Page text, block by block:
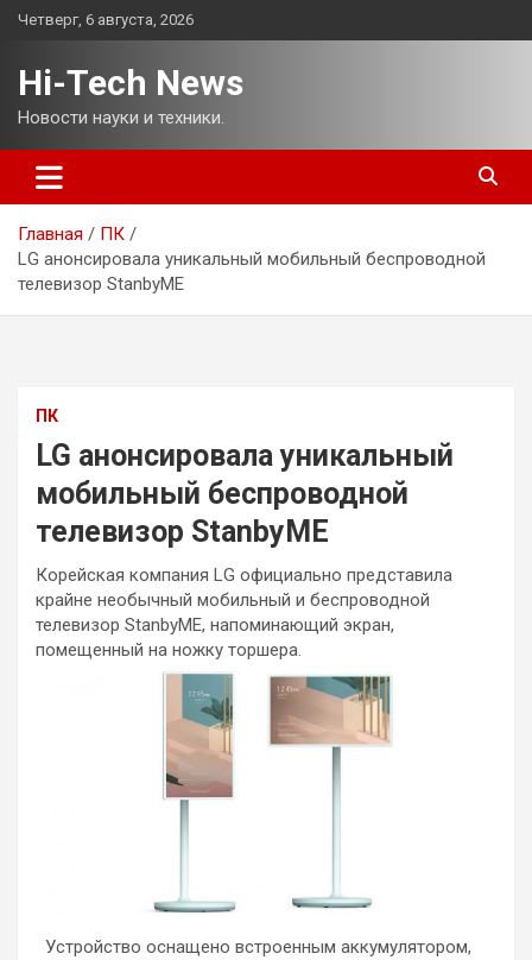
Перейти
Четверг, 6 августа, 2026
Hi-Tech News
Новости науки и техники.
Главная
ПК
LG анонсировала уникальный мобильный беспроводной
телевизор StanbyME
ПК
LG анонсировала уникальный
мобильный беспроводной
телевизор StanbyME
Корейская компания LG официально представила
крайне необычный мобильный и беспроводной
телевизор StanbyME, напоминающий экран,
помещенный на ножку торшера.
Устройство оснащено встроенным аккумулятором,